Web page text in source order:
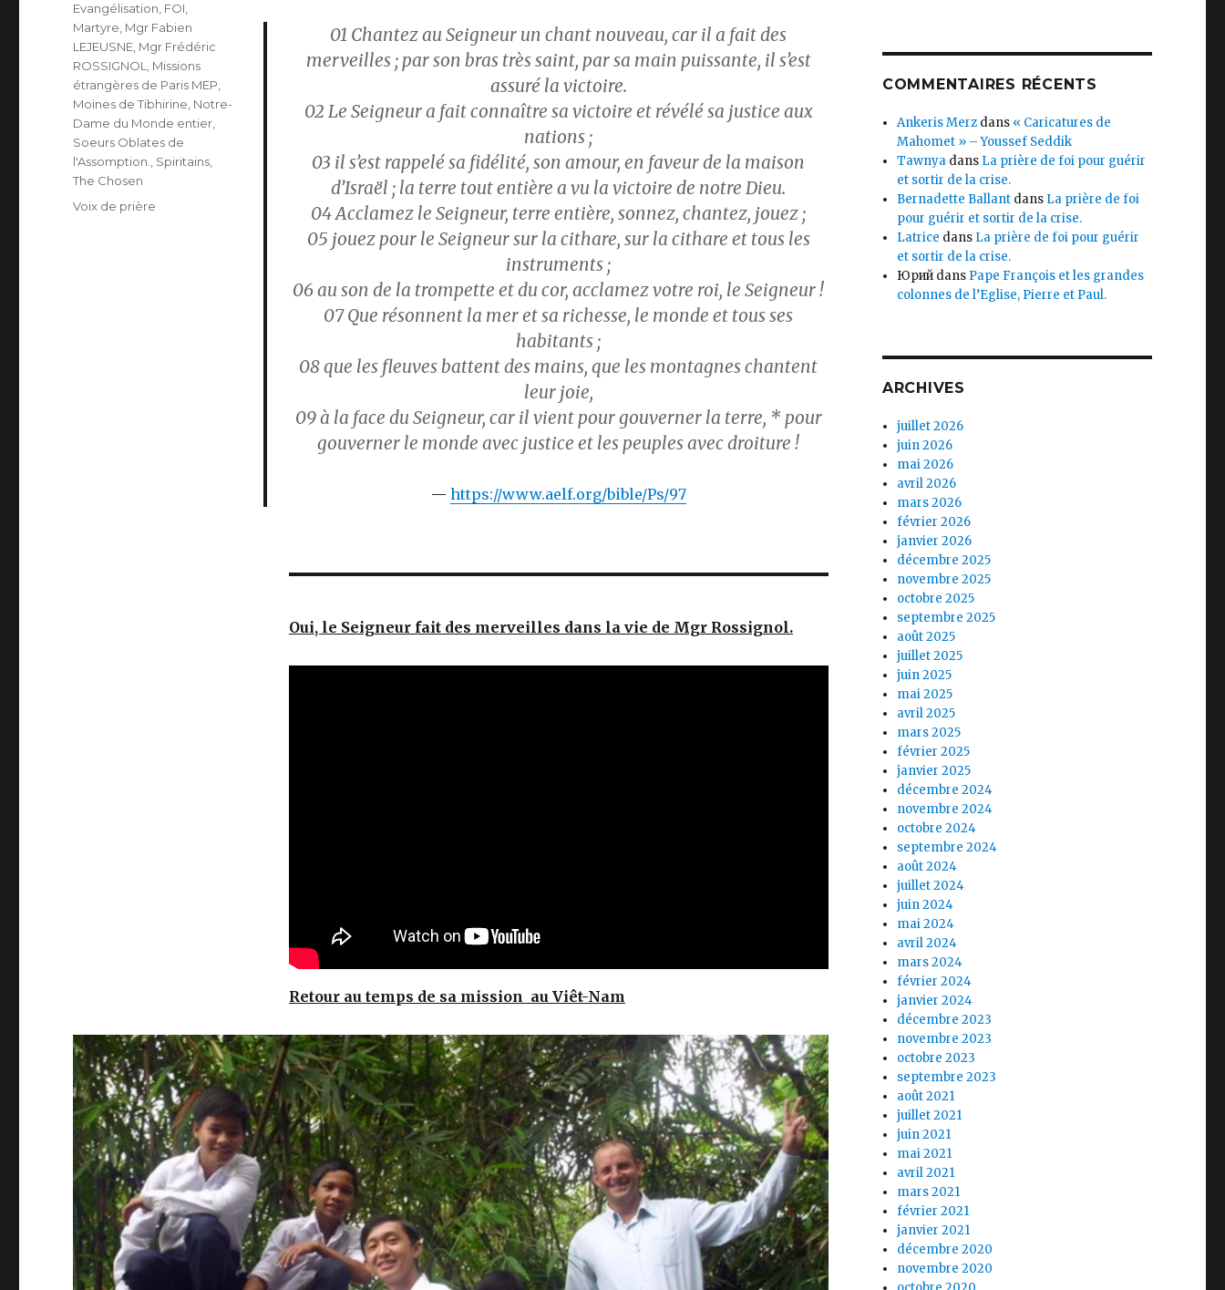
01 Chantez au Seigneur un chant nouveau, car il a fait des
merveilles ; par son bras très saint, par sa main puissante, il s’est
assuré la victoire.
02 Le Seigneur a fait connaître sa victoire et révélé sa justice aux
nations ;
03 il s’est rappelé sa fidélité, son amour, en faveur de la maison
d’Israël ; la terre tout entière a vu la victoire de notre Dieu.
04 Acclamez le Seigneur, terre entière, sonnez, chantez, jouez ;
05 jouez pour le Seigneur sur la cithare, sur la cithare et tous les
instruments ;
06 au son de la trompette et du cor, acclamez votre roi, le Seigneur !
07 Que résonnent la mer et sa richesse, le monde et tous ses
habitants ;
08 que les fleuves battent des mains, que les montagnes chantent
leur joie,
09 à la face du Seigneur, car il vient pour gouverner la terre, * pour
gouverner le monde avec justice et les peuples avec droiture !
https://www.aelf.org/bible/Ps/97
Oui, le Seigneur fait des merveilles dans la vie de Mgr Rossignol.
Retour au temps de sa mission au Viêt-Nam
Evangélisation FOI
Martyre Mgr Fabien
LEJEUSNE Mgr Frédéric
ROSSIGNOL
Missions
étrangères de Paris MEP
Moines de Tibhirine Notre-
Dame du Monde entier
Soeurs Oblates de
l'Assomption.
Spiritains
The Chosen
Étiquettes
Voix de prière
COMMENTAIRES RÉCENTS
Ankeris Merz dans « Caricatures de
Mahomet » – Youssef Seddik
Tawnya dans La prière de foi pour guérir
et sortir de la crise.
Bernadette Ballant dans La prière de foi
pour guérir et sortir de la crise.
Latrice dans La prière de foi pour guérir
et sortir de la crise.
Юрий dans Pape François et les grandes
colonnes de l’Eglise, Pierre et Paul.
ARCHIVES
juillet 2026
juin 2026
mai 2026
avril 2026
mars 2026
février 2026
janvier 2026
décembre 2025
novembre 2025
octobre 2025
septembre 2025
août 2025
juillet 2025
juin 2025
mai 2025
avril 2025
mars 2025
février 2025
janvier 2025
décembre 2024
novembre 2024
octobre 2024
septembre 2024
août 2024
juillet 2024
juin 2024
mai 2024
avril 2024
mars 2024
février 2024
janvier 2024
décembre 2023
novembre 2023
octobre 2023
septembre 2023
août 2021
juillet 2021
juin 2021
mai 2021
avril 2021
mars 2021
février 2021
janvier 2021
décembre 2020
novembre 2020